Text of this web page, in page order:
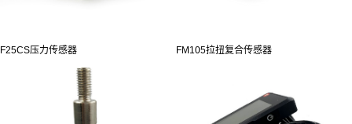
F25CS压力传感器 FM105拉扭复合传感器